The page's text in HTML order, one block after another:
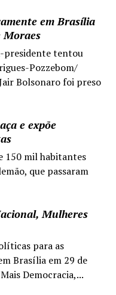
em Brasília
Moraes
presidente tentou
Pozzebom/
Bolsonaro foi preso
e expõe
150 mil habitantes
que passaram
Mulheres
para as
Brasília em 29 de
Democracia,...